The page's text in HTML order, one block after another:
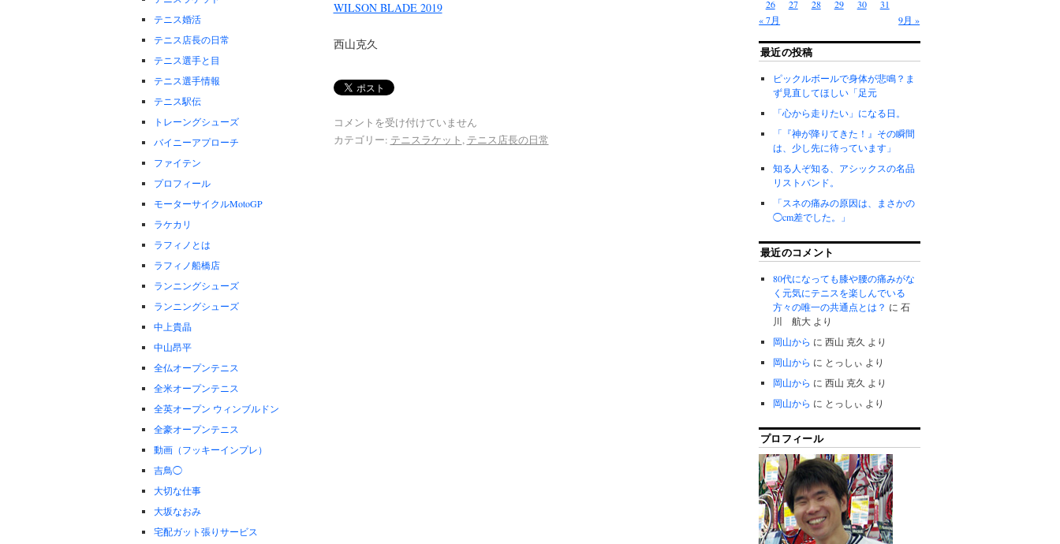
WILSON BLADE 2019
西山克久
コメントを受け付けていません
カテゴリー: テニスラケット , テニス店長の日常
テニス婚活
テニス店長の日常
テニス選手と目
テニス選手情報
テニス駅伝
トレーングシューズ
バイニーアプローチ
ファイテン
プロフィール
モーターサイクルMotoGP
ラケカリ
ラフィノとは
ラフィノ船橋店
ランニングシューズ
ランニングシューズ
中上貴晶
中山昂平
全仏オープンテニス
全米オープンテニス
全英オープン ウィンブルドン
全豪オープンテニス
動画（フッキーインプレ）
吉鳥◯
大切な仕事
大坂なおみ
宅配ガット張りサービス
« 7月 9月 »
26
27 28 29 30 31
最近の投稿
ピックルボールで身体が悲鳴？ま
ず見直してほしい「足元
「心から走りたい」になる日。
「『神が降りてきた！』その瞬間
は、少し先に待っています」
知る人ぞ知る、アシックスの名品
リストバンド。
「スネの痛みの原因は、まさかの
◯cm差でした。」
最近のコメント
80代になっても膝や腰の痛みがな
く元気にテニスを楽しんでいる
方々の唯一の共通点とは？ に石
川 航大 より
岡山から に西山 克久 より
岡山から に とっしぃ より
岡山から に西山 克久 より
岡山から に とっしぃ より
プロフィール